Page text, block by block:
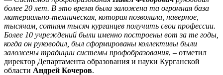
более 20 лет. В это время была заложена та огромная база
материально-техническая, которая позволила, наверное,
тысячам, сотням тысяч курганцев получить свои профессии.
Более 10 учреждений были именно построены вот за те годы,
когда он руководил, был сформированы коллективы были
заложены традиции системы профобразования, – отметил
директор Департамента образования и науки Курганской
области Андрей Кочеров.